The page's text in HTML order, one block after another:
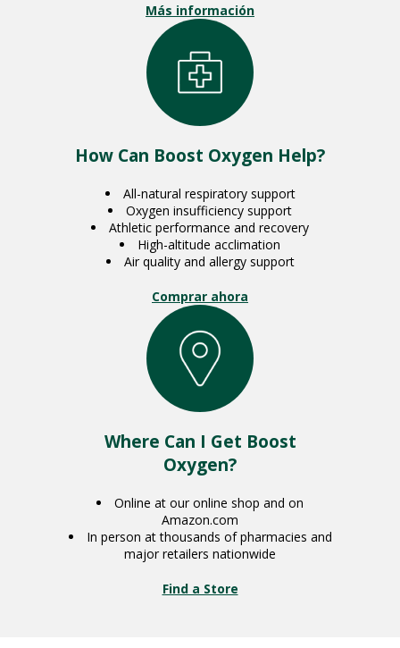
Más información
How Can Boost Oxygen Help?
All-natural respiratory support
Oxygen insufficiency support
Athletic performance and recovery
High-altitude acclimation
Air quality and allergy support
Comprar ahora
Where Can I Get Boost
Oxygen?
Online at our online shop and on
Amazon.com
In person at thousands of pharmacies and
major retailers nationwide
Find a Store